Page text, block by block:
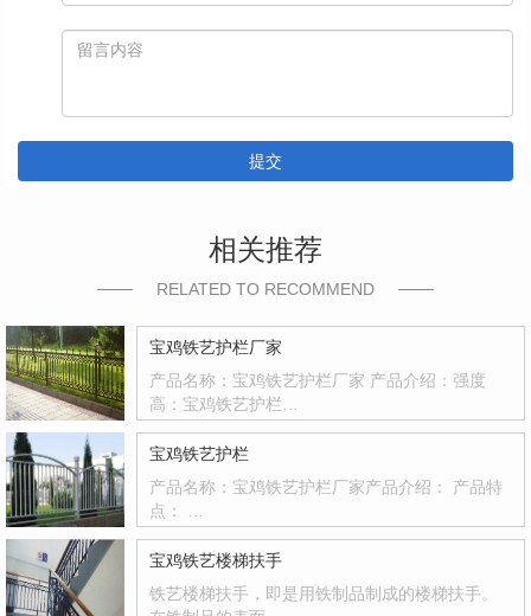
提交
相关推荐
RELATED TO RECOMMEND
宝鸡铁艺护栏厂家
产品名称：宝鸡铁艺护栏厂家 产品介绍：强度
高：宝鸡铁艺护栏…
宝鸡铁艺护栏
产品名称：宝鸡铁艺护栏厂家产品介绍： 产品特
点： …
宝鸡铁艺楼梯扶手
铁艺楼梯扶手，即是用铁制品制成的楼梯扶手。